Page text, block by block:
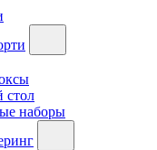
стол
наборы